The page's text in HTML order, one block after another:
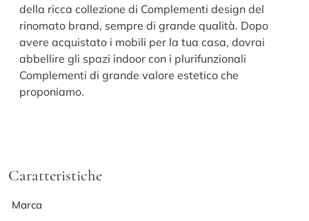
della ricca collezione di Complementi design del
rinomato brand, sempre di grande qualità. Dopo
avere acquistato i mobili per la tua casa, dovrai
abbellire gli spazi indoor con i plurifunzionali
Complementi di grande valore estetico che
proponiamo.
Caratteristiche
Marca